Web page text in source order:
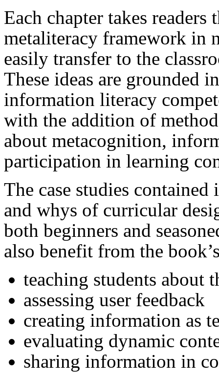
Each chapter takes
metaliteracy framework in
easily transfer to the
These ideas are grounded
information literacy
with the addition of
about metacognition,
participation in learning
The case studies
and whys of curricular
both beginners and
also benefit from the
teaching students about
assessing user feedback
creating information as
evaluating dynamic
sharing information in